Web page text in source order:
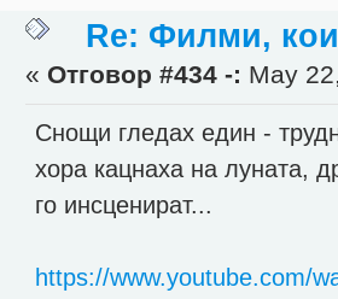
Re: Филми,
« Отговор #434 -: May
Снощи гледах един -
хора кацнаха на луната,
го инсценират...
https://www.youtube.com/